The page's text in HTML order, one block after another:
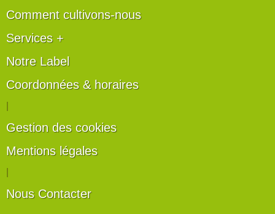
Comment cultivons-nous
Services +
Notre Label
Coordonnées & horaires
Gestion des cookies
Mentions légales
Nous Contacter